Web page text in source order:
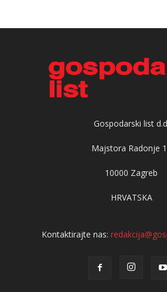
Gospodarski list
Majstora Radonje
10000 Zagreb
HRVATSKA
Kontaktirajte nas: